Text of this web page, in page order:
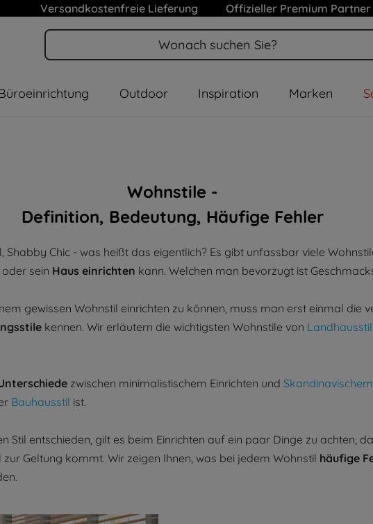
Versandkostenfreie Lieferung Offizieller Premium Partner
Outdoor Inspiration Marken
Wohnstile -
Definition, Bedeutung, Häufige Fehler
Shabby Chic - was heißt das eigentlich? Es gibt unfassbar viele
sein Haus einrichten kann. Welchen man bevorzugt ist
gewissen Wohnstil einrichten zu können, muss man erst einmal die
kennen. Wir erläutern die wichtigsten Wohnstile von Landhausstil
zwischen minimalistischem Einrichten und
Bauhausstil ist.
Stil entschieden, gilt es beim Einrichten auf ein paar Dinge zu achten,
Geltung kommt. Wir zeigen Ihnen, was bei jedem Wohnstil häufige